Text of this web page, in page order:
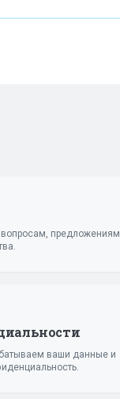
предложениям
ваши данные и